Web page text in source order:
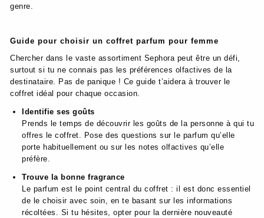
genre.
Guide pour choisir un coffret parfum pour femme
Chercher dans le vaste assortiment Sephora peut être un défi,
surtout si tu ne connais pas les préférences olfactives de la
destinataire. Pas de panique ! Ce guide t’aidera à trouver le
coffret idéal pour chaque occasion.
Identifie ses goûts
Prends le temps de découvrir les goûts de la personne à qui tu
offres le coffret. Pose des questions sur le parfum qu’elle
porte habituellement ou sur les notes olfactives qu’elle
préfère.
Trouve la bonne fragrance
Le parfum est le point central du coffret : il est donc essentiel
de le choisir avec soin, en te basant sur les informations
récoltées. Si tu hésites, opter pour la dernière nouveauté